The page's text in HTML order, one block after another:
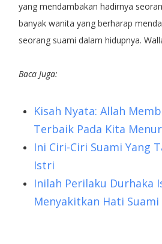
yang mendambakan hadirnya
banyak wanita yang berharap
seorang suami dalam hidupnya.
Baca Juga:
Kisah Nyata: Allah
Terbaik Pada Kita
Ini Ciri-Ciri Suami Yang
Istri
Inilah Perilaku Durhaka
Menyakitkan Hati Suami